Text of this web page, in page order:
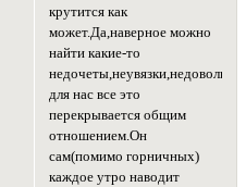
крутится как
может.Да,наверное можно
найти какие-то
для нас все это
перекрывается общим
отношением.Он
сам(помимо горничных)
каждое утро наводит